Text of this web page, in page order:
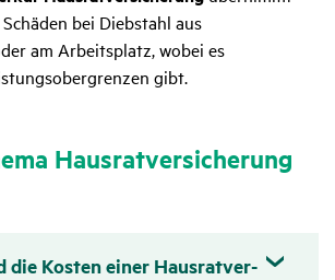
bei Diebstahl aus
am Arbeitsplatz, wobei es
gibt.
Haus­rat­ver­si­che­rung
die Kosten einer Haus­rat­ver­